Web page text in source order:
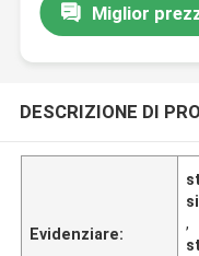
Miglior
DESCRIZIONE DI
Evidenziare:
,